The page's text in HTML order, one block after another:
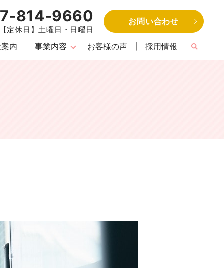
内 事業内容 お客様の声 採用情報
814-9660
定休日】土曜日・日曜日
お問い合わせ